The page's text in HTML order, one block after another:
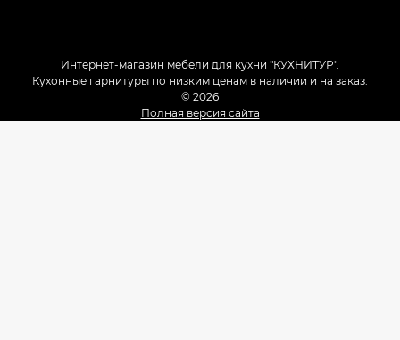
Интернет-магазин мебели для кухни "КУХНИТУР".
Кухонные гарнитуры по низким ценам в наличии и на заказ.
© 2026
Полная версия сайта